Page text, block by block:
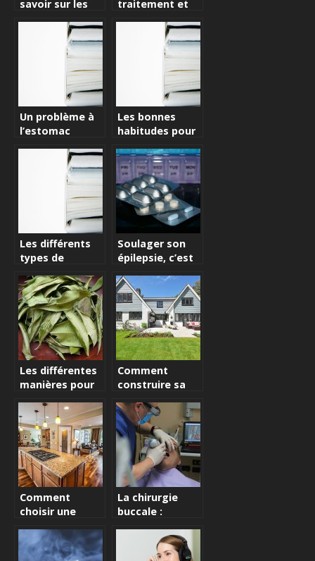
savoir sur les
anticancéreux
traitement et
de la maladie
légionnaires
Un problème à
l’estomac
conseils pour
Les bonnes
habitudes pour
Les différents
types de
leurs critères de
sélection!
Soulager son
épilepsie, c’est
Les différentes
manières pour
Comment
construire sa
fonction des
enfants?
Comment
choisir une
son bien-être ?
La chirurgie
buccale :
chirurgien
dentiste